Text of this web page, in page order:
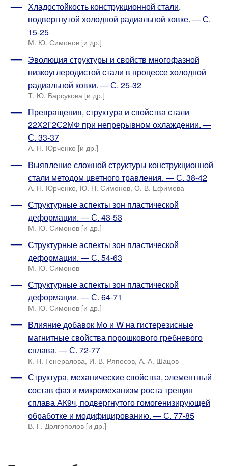
Хладостойкость конструкционной стали,
подвергнутой холодной радиальной ковке. — С.
15-25
М. Ю. Симонов [и др.]
Эволюция структуры и свойств многофазной
низкоуглеродистой стали в процессе холодной
радиальной ковки. — С. 25-32
Т. Ю. Барсукова [и др.]
Превращения, структура и свойства стали
22Х2Г2С2МФ при непрерывном охлаждении. —
С. 33-37
А. Н. Юрченко [и др.]
Выявление сложной структуры конструкционной
стали методом цветного травления. — С. 38-42
А. Н. Юрченко, Ю. Н. Симонов, О. В. Ефимова
Структурные аспекты зон пластической
деформации. — С. 43-53
М. Ю. Симонов [и др.]
Структурные аспекты зон пластической
деформации. — С. 54-63
М. Ю. Симонов
Структурные аспекты зон пластической
деформации. — С. 64-71
М. Ю. Симонов [и др.]
Влияние добавок Мо и W на гистерезисные
магнитные свойства порошкового гребневого
сплава. — С. 72-77
К. Н. Генералова, И. В. Ряпосов, А. А. Шацов
Структура, механические свойства, элементный
состав фаз и микромеханизм роста трещин
сплава АК9ч, подвергнутого гомогенизирующей
обработке и модифицированию. — С. 77-85
В. Г. Долгополов [и др.]